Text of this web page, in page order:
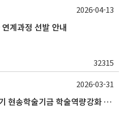
계과정 선발 안내
32315
2026-04-13
[대학원생]2026학년도 1학기 현송학술기금 학술역량강화 사업 안내
2026-03-31